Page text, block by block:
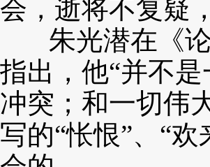
会，逝将不复疑
朱光潜在《论
指出，他“并不
冲突；和一切伟
写的“怅恨”、“